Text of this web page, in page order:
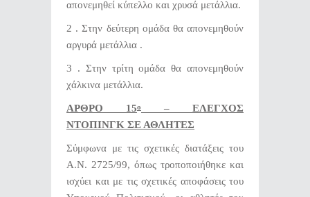
απονεμηθεί κύπελλο και χρυσά μετάλλια.
2 . Στην δεύτερη ομάδα θα απονεμηθούν
αργυρά μετάλλια .
3 . Στην τρίτη ομάδα θα απονεμηθούν
χάλκινα μετάλλια.
ΑΡΘΡΟ 15ο
– ΕΛΕΓΧΟΣ
ΝΤΟΠΙΝΓΚ ΣΕ ΑΘΛΗΤΕΣ
Σύμφωνα με τις σχετικές διατάξεις του
Α.Ν. 2725/99, όπως τροποποιήθηκε και
ισχύει και με τις σχετικές αποφάσεις του